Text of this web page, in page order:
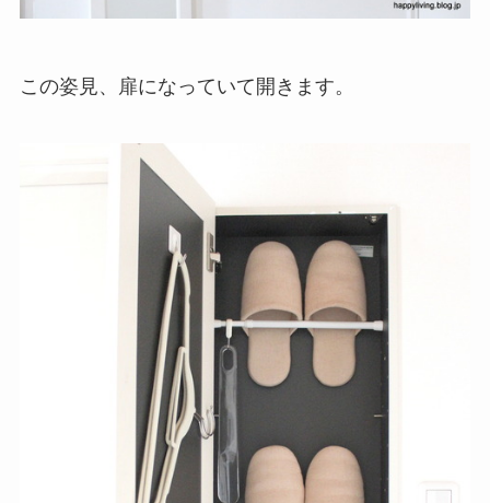
この姿見、扉になっていて開きます。